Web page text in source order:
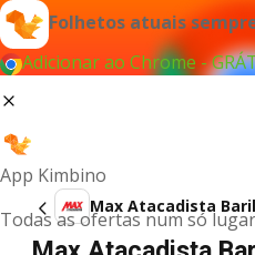
Folhetos atuais
Adicionar ao Chrome -
App Kimbino
Todas as ofertas num só lugar
Max Atacadista